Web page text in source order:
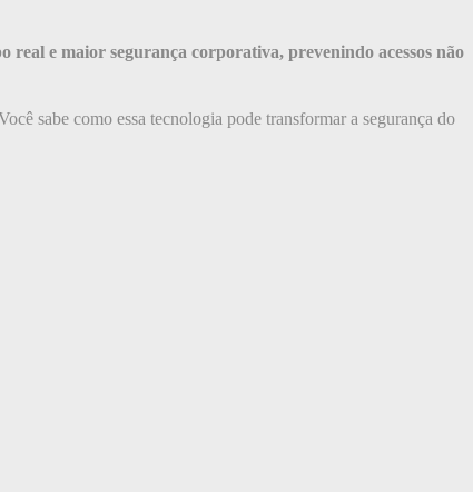
e maior segurança corporativa, prevenindo acessos não
sabe como essa tecnologia pode transformar a segurança do